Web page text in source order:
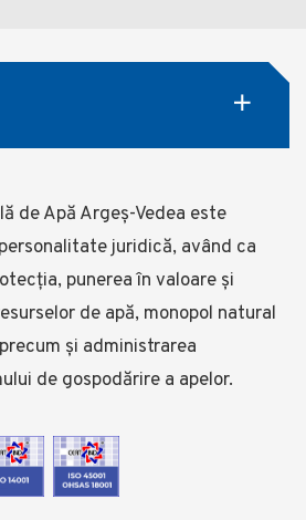
de Apă Argeș-Vedea este
juridică, având ca
punerea în valoare și
de apă, monopol natural
și administrarea
de gospodărire a apelor.